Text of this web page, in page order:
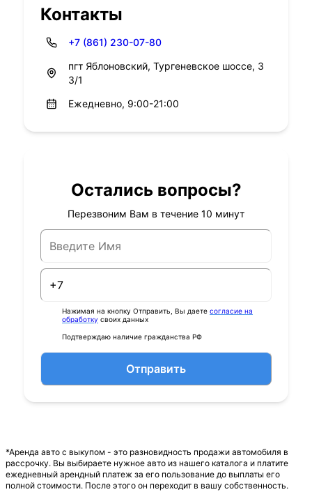
Контакты
+7 (861) 230-07-80
пгт Яблоновский, Тургеневское шоссе, 3
3/1
Ежедневно, 9:00-21:00
Остались вопросы?
Перезвоним Вам в течение 10 минут
Нажимая на кнопку Отправить, Вы даете согласие на
обработку своих данных
Подтверждаю наличие гражданства РФ
Отправить
*Аренда авто с выкупом - это разновидность продажи автомобиля в
рассрочку. Вы выбираете нужное авто из нашего каталога и платите
ежедневный арендный платеж за его пользование до выплаты его
полной стоимости. После этого он переходит в вашу собственность.